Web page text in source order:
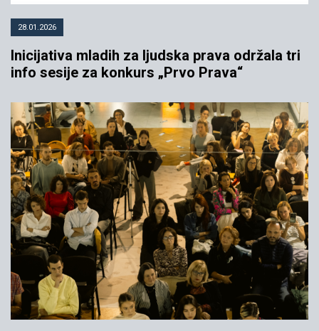
28.01.2026
Inicijativa mladih za ljudska prava održala tri
info sesije za konkurs „Prvo Prava“